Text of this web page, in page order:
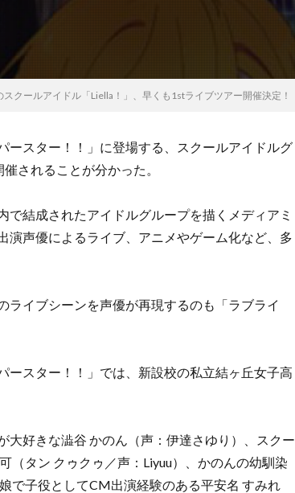
スクールアイドル「Liella！」、早くも1stライブツアー開催決定！
ースター！！」に登場する、スクールアイドルグ
されることが分かった。
で結成されたアイドルグループを描くメディアミ
演声優によるライブ、アニメやゲーム化など、多
イブシーンを声優が再現するのも「ラブライ
ースター！！」では、新設校の私立結ヶ丘女子高
大好きな澁谷 かのん（声：伊達さゆり）、スクー
（タン クゥクゥ／声：Liyuu）、かのんの幼馴染
で子役としてCM出演経験のある平安名 すみれ